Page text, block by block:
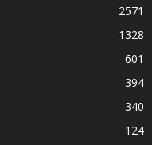
2571
1328
601
394
340
124